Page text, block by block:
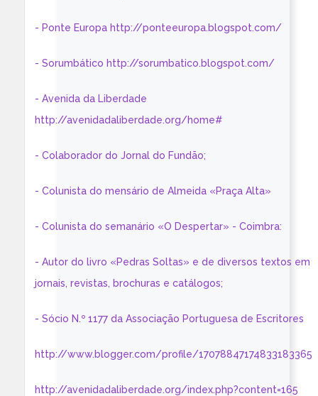
- Ponte Europa http://ponteeuropa.blogspot.com/
- Sorumbático http://sorumbatico.blogspot.com/
- Avenida da Liberdade
http://avenidadaliberdade.org/home#
- Colaborador do Jornal do Fundão;
- Colunista do mensário de Almeida «Praça Alta»
- Colunista do semanário «O Despertar» - Coimbra:
- Autor do livro «Pedras Soltas» e de diversos textos em
jornais, revistas, brochuras e catálogos;
- Sócio N.º 1177 da Associação Portuguesa de Escritores
http://www.blogger.com/profile/17078847174833183365
http://avenidadaliberdade.org/index.php?content=165